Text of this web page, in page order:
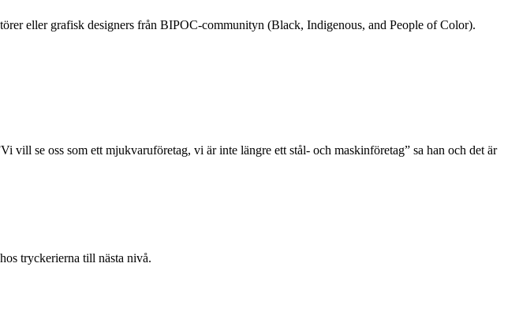
eller grafisk designers från BIPOC-communityn (Black, Indigenous, and People of Color).
vill se oss som ett mjukvaruföretag, vi är inte längre ett stål- och maskinföretag” sa han och det är
tryckerierna till nästa nivå.